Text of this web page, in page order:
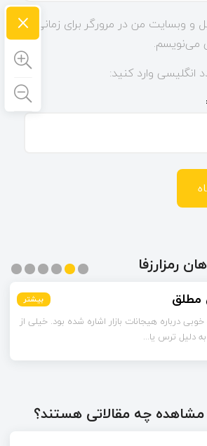
و وبسایت من در مرورگر برای زمانی
می‌نویسم.
انگلیسی وارد کنید:
رمزارزفا
بیشتر مطلق بیشتر
درباره هیجانات بازار اشاره شده بود. خیلی از
به دلیل ترس یا...
بیشتر
بیشتر
بیشتر
بیشتر
مشاهده چه مقالاتی هستند؟
×